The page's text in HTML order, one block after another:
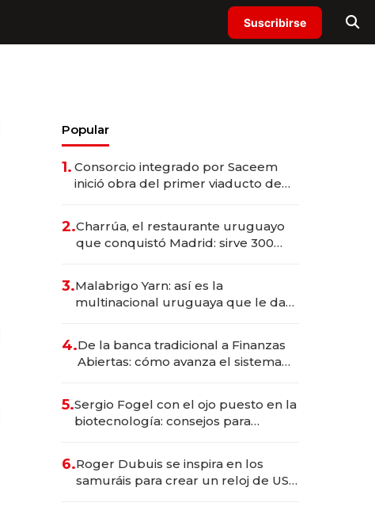
Suscribirse
Popular
1. Consorcio integrado por Saceem
inició obra del primer viaducto de
millones
2.Charrúa, el restaurante uruguayo
que conquistó Madrid: sirve 300
prepara apertura
3.Malabrigo Yarn: así es la
multinacional uruguaya que le da
4.De la banca tradicional a Finanzas
Abiertas: cómo avanza el sistema
5.Sergio Fogel con el ojo puesto en la
biotecnología: consejos para
6.Roger Dubuis se inspira en los
samuráis para crear un reloj de US$